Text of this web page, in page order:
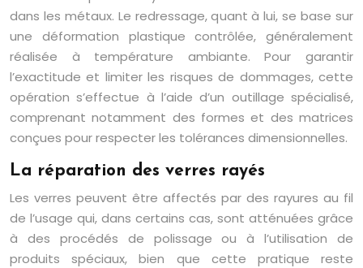
dans les métaux. Le redressage, quant à lui, se base sur
une déformation plastique contrôlée, généralement
réalisée à température ambiante. Pour garantir
l’exactitude et limiter les risques de dommages, cette
opération s’effectue à l’aide d’un outillage spécialisé,
comprenant notamment des formes et des matrices
conçues pour respecter les tolérances dimensionnelles.
La réparation des verres rayés
Les verres peuvent être affectés par des rayures au fil
de l’usage qui, dans certains cas, sont atténuées grâce
à des procédés de polissage ou à l’utilisation de
produits spéciaux, bien que cette pratique reste